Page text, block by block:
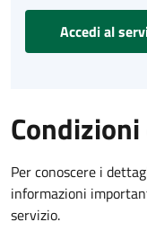
Accedi al
Per conoscere i
informazioni
servizio.